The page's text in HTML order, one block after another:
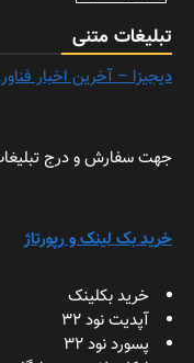
تبلیغات متنی
دیجیزا – آخرین اخبار
جهت سفارش و درج
خرید بک لینک و رپورتاژ
خرید بکلینک
آپدیت نود 32
پسورد نود 32